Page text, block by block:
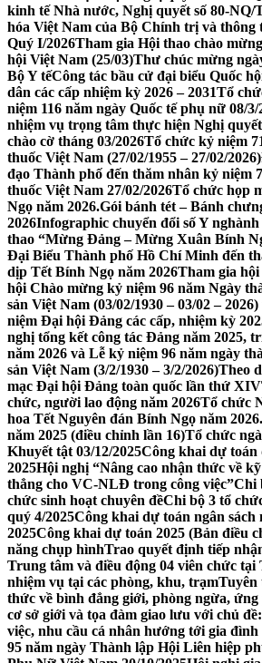
kinh tế Nhà nước, Nghị quyết số 80-NQ/
hóa Việt Nam của Bộ Chính trị và
Quý I/2026Tham gia Hội thao chào
hội Việt Nam (25/03)Thư chúc mừng
Bộ Y tếCông tác bầu cử đại biểu Quốc
dân các cấp nhiệm kỳ 2026 – 2031Tổ
niệm 116 năm ngày Quốc tế phụ nữ 08/3/
nhiệm vụ trọng tâm thực hiện Nghị
chào cờ tháng 03/2026Tổ chức kỷ niệm
thuốc Việt Nam (27/02/1955 – 27/02/2026)
đạo Thành phố đến thăm nhân kỷ niệm
thuốc Việt Nam 27/02/2026Tổ chức họp
Ngọ năm 2026.Gói bánh tét – Bánh
2026Infographic chuyển đổi số Y nghành
thao “Mừng Đảng – Mừng Xuân Bính
Đại Biểu Thành phố Hồ Chí Minh đến
dịp Tết Bính Ngọ năm 2026Tham gia
hội Chào mừng kỷ niệm 96 năm Ngày
sản Việt Nam (03/02/1930 – 03/02 –
niệm Đại hội Đảng các cấp, nhiệm kỳ
nghị tổng kết công tác Đảng năm 2025,
năm 2026 và Lễ kỷ niệm 96 năm ngày
sản Việt Nam (3/2/1930 – 3/2/2026)Theo
mạc Đại hội Đảng toàn quốc lần thứ XIV
chức, người lao động năm 2026Tổ chức
hoa Tết Nguyên đán Bính Ngọ năm 2026.
năm 2025 (điều chỉnh lần 16)Tổ chức
Khuyết tật 03/12/2025Công khai dự toán
2025Hội nghị “Nâng cao nhận thức về
thẳng cho VC-NLĐ trong công việc”Chi
chức sinh hoạt chuyên đềChi bộ 3 tổ
quý 4/2025Công khai dự toán ngân sách
2025Công khai dự toán 2025 (Bản điều
năng chụp hìnhTrao quyết định tiếp
Trung tâm và điều động 04 viên chức tại
nhiệm vụ tại các phòng, khu, trạmTuyên
thức về bình đẳng giới, phòng ngừa,
cơ sở giới và tọa đàm giao lưu với chủ
việc, nhu cầu cá nhân hướng tới gia
95 năm ngày Thành lập Hội Liên hiệp